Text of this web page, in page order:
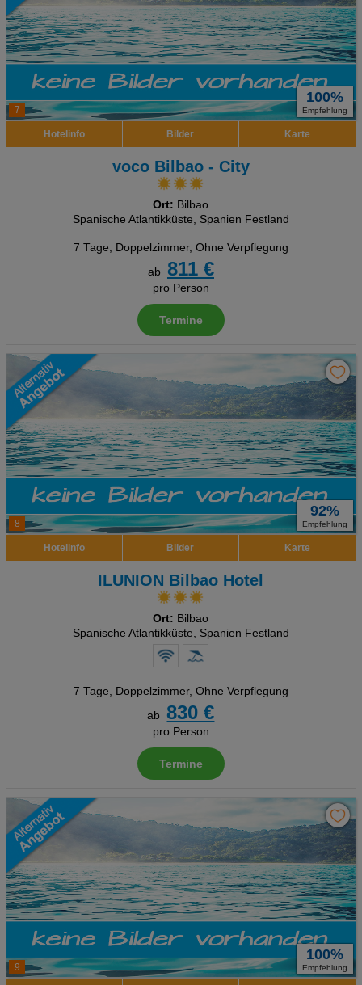
7
100%
Empfehlung
Hotelinfo Bilder Karte
voco Bilbao - City
Ort: Bilbao
Spanische Atlantikküste, Spanien Festland
7 Tage, Doppelzimmer, Ohne Verpflegung
ab 811 €
pro Person
Termine
8
92%
Empfehlung
Hotelinfo Bilder Karte
ILUNION Bilbao Hotel
Ort: Bilbao
Spanische Atlantikküste, Spanien Festland
7 Tage, Doppelzimmer, Ohne Verpflegung
ab
830 €
pro Person
Termine
9
100%
Empfehlung